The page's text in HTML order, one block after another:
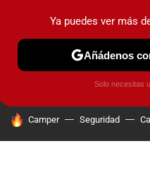
PRUEBAS COCHES
HOY SE HABLA DE
Camper Seguridad
Ya puedes ver más
Añádenos
Solo necesitas